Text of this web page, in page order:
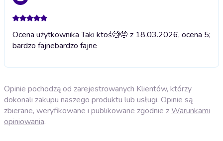
Ocena użytkownika Taki ktoś🧐🤨 z 18.03.2026, ocena 5;
bardzo fajnebardzo fajne
Opinie pochodzą od zarejestrowanych Klientów, którzy
dokonali zakupu naszego produktu lub usługi. Opinie są
zbierane, weryfikowane i publikowane zgodnie zWarunkami
opiniowania.